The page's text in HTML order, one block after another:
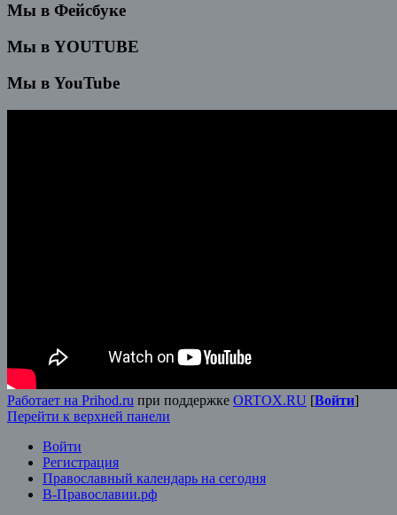
Мы в Фейсбуке
Мы в YOUTUBE
Мы в YouTube
Работает на Prihod.ru при поддержке ORTOX.RU [Войти]
Перейти к верхней панели
Войти
Регистрация
Православный календарь на сегодня
В-Православии.рф